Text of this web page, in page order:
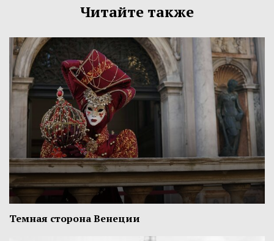
Читайте также
Темная сторона Венеции